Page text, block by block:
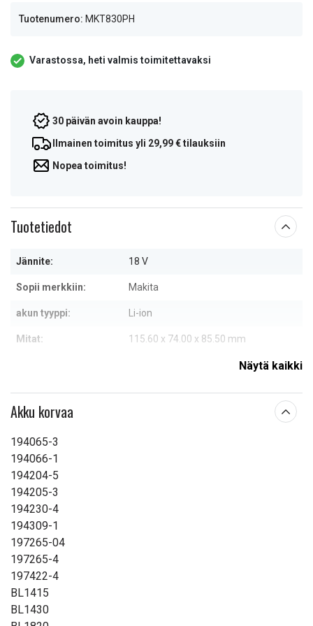
Tuotenumero: MKT830PH
Varastossa, heti valmis toimitettavaksi
30 päivän avoin kauppa!
Ilmainen toimitus yli 29,99 € tilauksiin
Nopea toimitus!
Tuotetiedot
Jännite: 18 V
Sopii merkkiin: Makita
akun tyyppi: Li-ion
Mitat: 115.60 x 74.00 x 85.50 mm
Näytä kaikki
Akku korvaa
194065-3
194066-1
194204-5
194205-3
194230-4
194309-1
197265-04
197265-4
197422-4
BL1415
BL1430